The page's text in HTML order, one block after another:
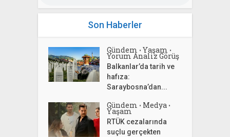
Son Haberler
Gündem • Yaşam •
Yorum Analiz Görüş
Balkanlar’da tarih ve
hafıza:
Saraybosna’dan...
Gündem • Medya •
Yaşam
RTÜK cezalarında
suçlu gerçekten